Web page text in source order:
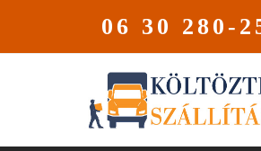
06 30 280-